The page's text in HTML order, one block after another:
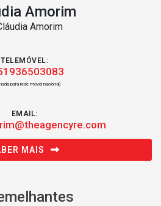
Amorim
TELEMÓVEL:
para rede móvel nacional)
EMAIL:
MAIS